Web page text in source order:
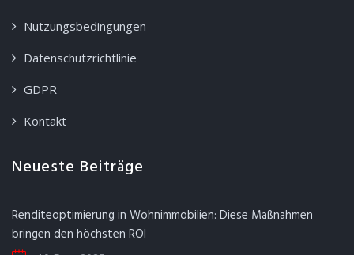
Nutzungsbedingungen
Datenschutzrichtlinie
GDPR
Kontakt
Neueste Beiträge
Renditeoptimierung in Wohnimmobilien: Diese Maßnahmen
bringen den höchsten ROI